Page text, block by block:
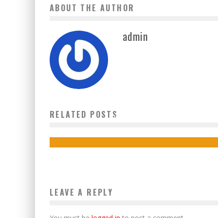
ABOUT THE AUTHOR
admin
RELATED POSTSPANTAU LEBARAN
LEAVE A REPLY